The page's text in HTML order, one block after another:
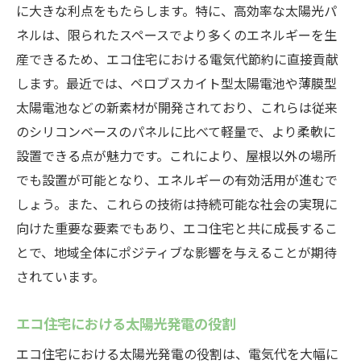
に大きな利点をもたらします。特に、高効率な太陽光パ
ネルは、限られたスペースでより多くのエネルギーを生
産できるため、エコ住宅における電気代節約に直接貢献
します。最近では、ペロブスカイト型太陽電池や薄膜型
太陽電池などの新素材が開発されており、これらは従来
のシリコンベースのパネルに比べて軽量で、より柔軟に
設置できる点が魅力です。これにより、屋根以外の場所
でも設置が可能となり、エネルギーの有効活用が進むで
しょう。また、これらの技術は持続可能な社会の実現に
向けた重要な要素でもあり、エコ住宅と共に成長するこ
とで、地域全体にポジティブな影響を与えることが期待
されています。
エコ住宅における太陽光発電の役割
エコ住宅における太陽光発電の役割は、電気代を大幅に